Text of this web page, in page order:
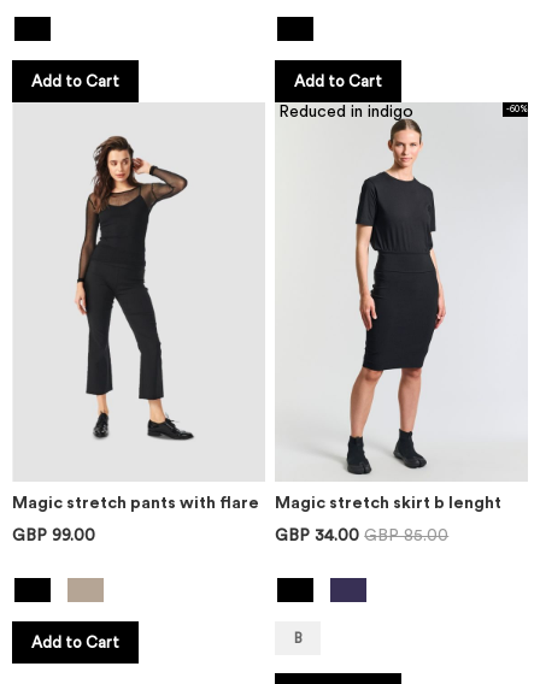
Add to Cart Add to Cart
Magic stretch pants with flare
GBP 99.00
Add to Cart
-60%
Reduced in indigo
Magic stretch skirt b lenght
GBP 34.00 GBP 85.00
B